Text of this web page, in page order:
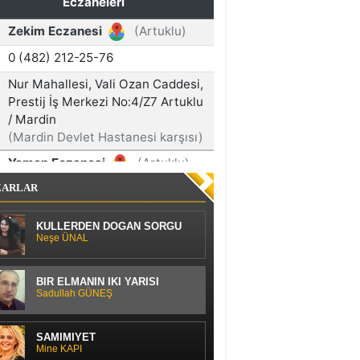
KÜLLERDEN DOĞAN SORGU
Neşe ÜNAL
BİR ELMANIN İKİ YARISI
Sadullah GÜNEŞ
SAMİMİYET
Mine KAPI